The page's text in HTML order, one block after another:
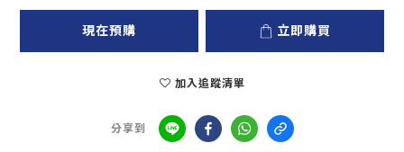
現在預購 立即購買
加入追蹤清單
分享到